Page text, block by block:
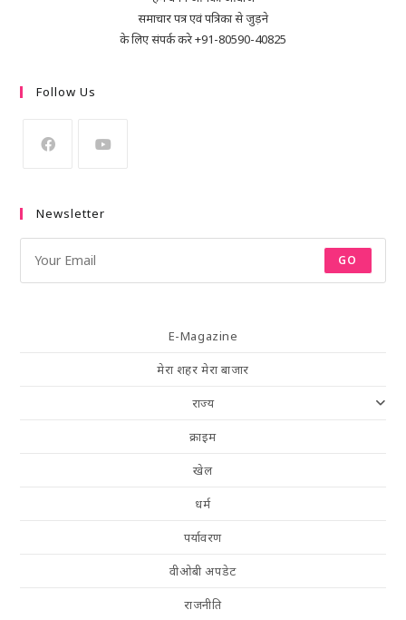
समाचार पत्र एवं पत्रिका से जुड़ने
के लिए संपर्क करे +91-80590-40825
Follow Us
Newsletter
GO
E-Magazine
मेरा शहर मेरा बाजार
राज्य
क्राइम
खेल
धर्म
पर्यावरण
वीओबी अपडेट
राजनीति